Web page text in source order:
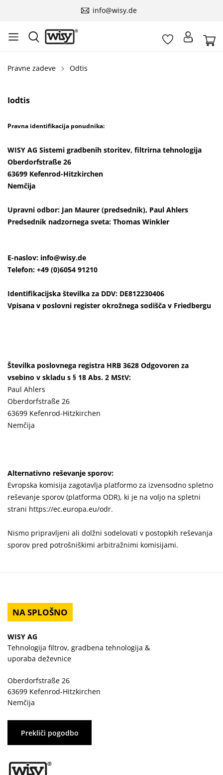
info@wisy.de
Pravne zadeve Odtis
Iodtis
Pravna identifikacija ponudnika:
WISY AG Sistemi gradbenih storitev, filtrirna tehnologija
Oberdorfstraße 26
63699 Kefenrod-Hitzkirchen
Nemčija
Upravni odbor: Jan Maurer (predsednik), Paul Ahlers
Predsednik nadzornega sveta: Thomas Winkler
E-naslov: info@wisy.de
Telefon: +49 (0)6054 91210
Identifikacijska številka za DDV: DE812230406
Vpisana v poslovni register okrožnega sodišča v Friedbergu
Številka poslovnega registra HRB 3628 Odgovoren za
vsebino v skladu s § 18 Abs. 2 MStV:
Paul Ahlers
Oberdorfstraße 26
63699 Kefenrod-Hitzkirchen
Nemčija
Alternativno reševanje sporov:
Evropska komisija zagotavlja platformo za izvensodno spletno
reševanje sporov (platforma ODR), ki je na voljo na spletni
strani https://ec.europa.eu/odr.
Nismo pripravljeni ali dolžni sodelovati v postopkih reševanja
sporov pred potrošniškimi arbitražnimi komisijami.
NA SPLOŠNO
WISY AG
Tehnologija filtrov, gradbena tehnologija &
uporaba deževnice
Oberdorfstraße 26
63699 Kefenrod-Hitzkirchen
Nemčija
Prekliči pogodbo